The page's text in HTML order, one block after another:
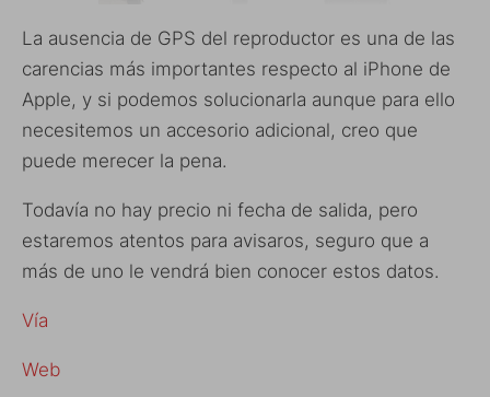
La ausencia de GPS del reproductor es una de las
carencias más importantes respecto al iPhone de
Apple, y si podemos solucionarla aunque para ello
necesitemos un accesorio adicional, creo que
puede merecer la pena.
Todavía no hay precio ni fecha de salida, pero
estaremos atentos para avisaros, seguro que a
más de uno le vendrá bien conocer estos datos.
Vía
Web